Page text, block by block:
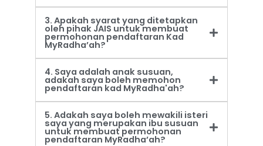
3. Apakah syarat yang ditetapkan
oleh pihak JAIS untuk membuat
permohonan pendaftaran Kad
MyRadha’ah?
4. Saya adalah anak susuan,
adakah saya boleh memohon
pendaftaran kad MyRadha'ah?
5. Adakah saya boleh mewakili isteri
saya yang merupakan ibu susuan
untuk membuat permohonan
pendaftaran MyRadha’ah?